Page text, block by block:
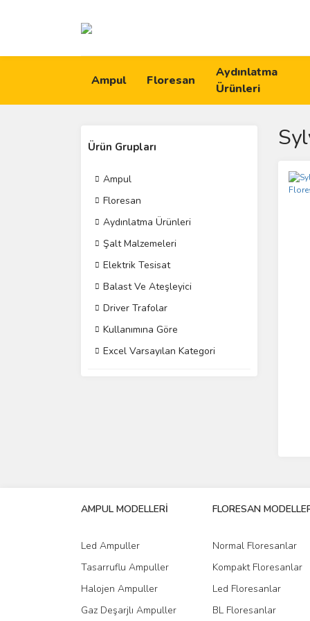
Ampul Floresan
Aydınlatma
Ürünleri
Ürün Grupları
Ampul
Floresan
Aydınlatma Ürünleri
Şalt Malzemeleri
Elektrik Tesisat
Balast Ve Ateşleyici
Driver Trafolar
Kullanımına Göre
Excel Varsayılan Kategori
AMPUL MODELLERİ
Led Ampuller
Tasarruflu Ampuller
Halojen Ampuller
Gaz Deşarjlı Ampuller
FLORESAN
Normal Floresanlar
Kompakt Floresanlar
Led Floresanlar
BL Floresanlar